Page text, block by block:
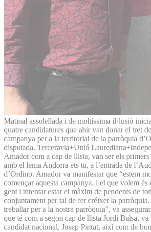
Matinal assolellada i de moltíssima il·lusió
quatre candidatures que ahir van donar el tret
campanya per a la territorial de la parròquia
disputada. Terceravia+Unió
Amador com a cap de llista, van ser els
amb el lema Andorra ets tu, a l’entrada de
d’Ordino. Amador va manifestar que “estem
començar aquesta campanya, i el que volem és
gent i intentar estar el màxim de pendents de
conjuntament per tal de fer créixer la parròquia.
treballar per a la nostra parròquia”, va
que té com a segon cap de llista Jordi Balsa, va
candidat nacional, Josep Pintat, així com de